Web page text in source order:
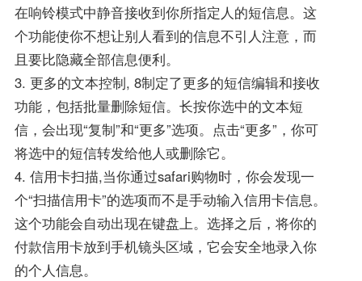
在响铃模式中静音接收到你所指定人的短信息。这
个功能使你不想让别人看到的信息不引人注意，而
且要比隐藏全部信息便利。
3. 更多的文本控制, 8制定了更多的短信编辑和接收
功能，包括批量删除短信。长按你选中的文本短
信，会出现“复制”和“更多”选项。点击“更多”，你可
将选中的短信转发给他人或删除它。
4. 信用卡扫描,当你通过safari购物时，你会发现一
个“扫描信用卡”的选项而不是手动输入信用卡信息。
这个功能会自动出现在键盘上。选择之后，将你的
付款信用卡放到手机镜头区域，它会安全地录入你
的个人信息。